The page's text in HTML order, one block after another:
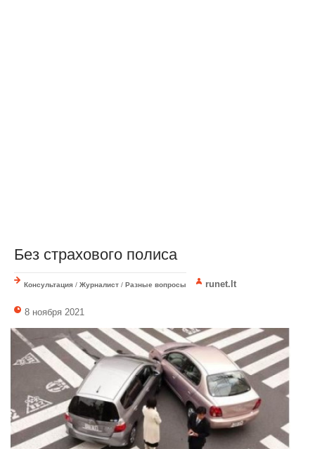
Без страхового полиса
Консультация / Журналист / Разные вопросы runet.lt
8 ноября 2021